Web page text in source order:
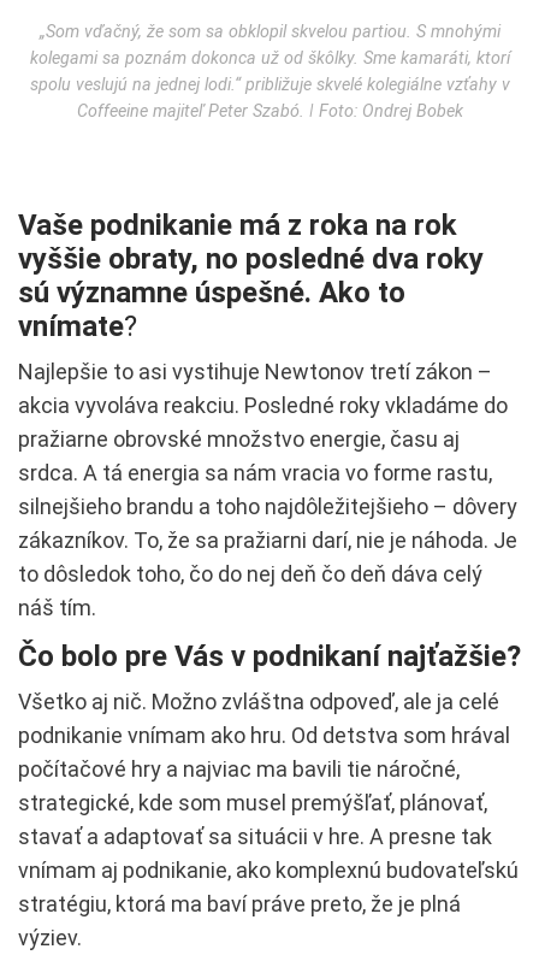
„Som vďačný, že som sa obklopil skvelou partiou. S mnohými
kolegami sa poznám dokonca už od škôlky. Sme kamaráti, ktorí
spolu veslujú na jednej lodi.“ približuje skvelé kolegiálne vzťahy v
Coffeeine majiteľ Peter Szabó. ǀ Foto: Ondrej Bobek
Vaše podnikanie má z roka na rok
vyššie obraty, no posledné dva roky
sú významne úspešné. Ako to
vnímate?
Najlepšie to asi vystihuje Newtonov tretí zákon –
akcia vyvoláva reakciu. Posledné roky vkladáme do
pražiarne obrovské množstvo energie, času aj
srdca. A tá energia sa nám vracia vo forme rastu,
silnejšieho brandu a toho najdôležitejšieho – dôvery
zákazníkov. To, že sa pražiarni darí, nie je náhoda. Je
to dôsledok toho, čo do nej deň čo deň dáva celý
náš tím.
Čo bolo pre Vás v podnikaní najťažšie?
Všetko aj nič. Možno zvláštna odpoveď, ale ja celé
podnikanie vnímam ako hru. Od detstva som hrával
počítačové hry a najviac ma bavili tie náročné,
strategické, kde som musel premýšľať, plánovať,
stavať a adaptovať sa situácii v hre. A presne tak
vnímam aj podnikanie, ako komplexnú budovateľskú
stratégiu, ktorá ma baví práve preto, že je plná
výziev.